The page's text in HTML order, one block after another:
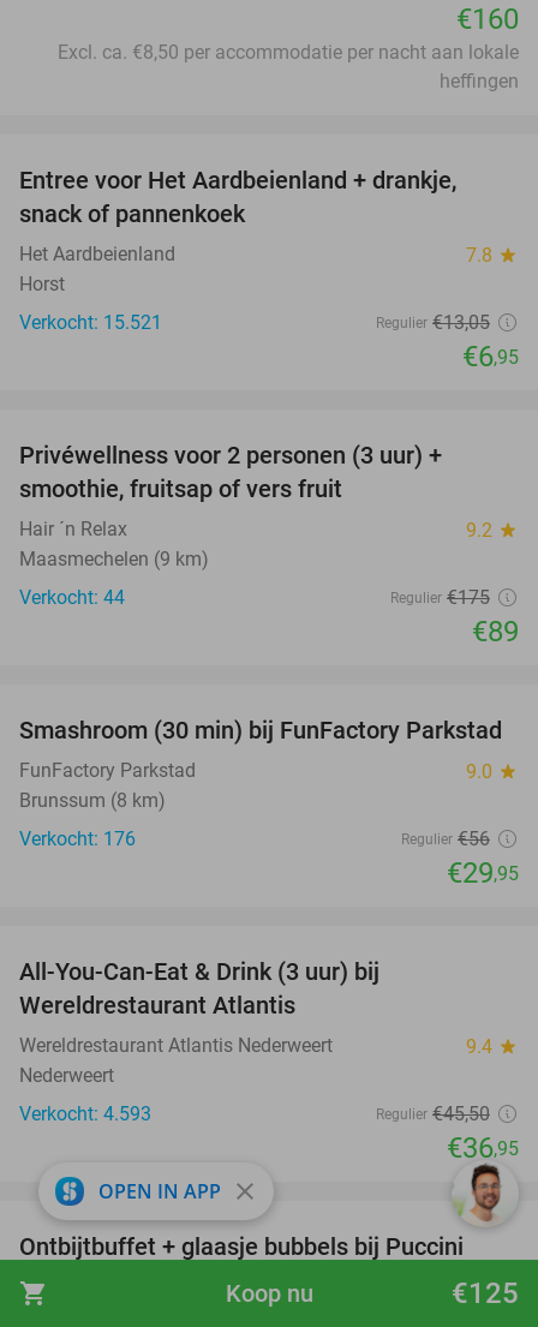
shopping_cart €125
Koop nu
€160
Excl. ca. €8,50 per accommodatie per nacht aan lokale
heffingen
Entree voor Het Aardbeienland + drankje,
snack of pannenkoek
Het Aardbeienland 7.8 star
Horst
Verkocht: 15.521
Regulier €13,05
€6,95
Privéwellness voor 2 personen (3 uur) +
smoothie, fruitsap of vers fruit
Hair ´n Relax 9.2 star
Maasmechelen (9 km)
Verkocht: 44
Regulier €175
€89
47%
Smashroom (30 min) bij FunFactory Parkstad
FunFactory Parkstad 9.0 star
Brunssum (8 km)
Verkocht: 176
Regulier €56
€29,95
All-You-Can-Eat & Drink (3 uur) bij
Wereldrestaurant Atlantis
Wereldrestaurant Atlantis Nederweert 9.4 star
Nederweert
Verkocht: 4.593
Regulier €45,50
€36,95
29%
favorite_border
Ontbijtbuffet + glaasje bubbels bij Puccini
Porta
OPEN IN APP close